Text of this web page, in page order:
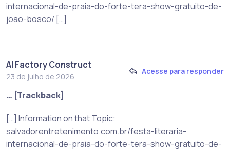
internacional-de-praia-do-forte-tera-show-gratuito-de-
joao-bosco/ […]
AI Factory Construct
23 de julho de 2026
Acesse para responder
… [Trackback]
[…] Information on that Topic:
salvadorentretenimento.com.br/festa-literaria-
internacional-de-praia-do-forte-tera-show-gratuito-de-